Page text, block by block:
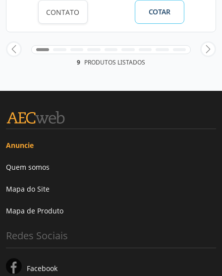
CONTATO COTAR
9 PRODUTOS LISTADOS
Anuncie
Quem somos
Mapa do Site
Mapa de Produto
Redes Sociais
Facebook